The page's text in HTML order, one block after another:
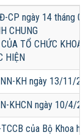
ngày 14 tháng
CHUNG
TỔ CHỨC
HIỆN
KH ngày 13/11/
KHCN ngày 10/
của Bộ Khoa